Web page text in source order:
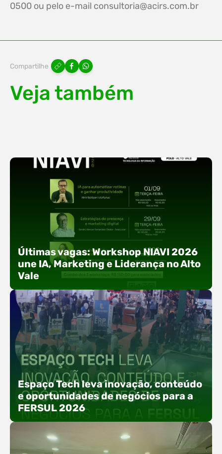
0500 ou pelo e-mail consultoria@acirs.com.br
Compartilhe
Veja também
Últimas vagas: Workshop NIAVI 2026
une IA, Marketing e Liderança no Alto
Vale
Com o objetivo de impulsionar a produtividade, a
presença digital e a gestão nas empresas do
Alto Vale, o Núcleo de Tecnologia da Informação
(NIAVI), Polo ACATE-ACIRS, realiza a edição
2026 do Workshop NIAVI. O evento foi
em três encontros práticos ao longo dos meses
de setembro e outubro,…
Espaço Tech leva inovação, conteúdo
e oportunidades de negócios para a
FERSUL 2026